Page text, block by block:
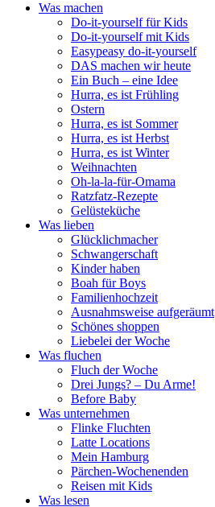
Was machen
Do-it-yourself für Kids
Do-it-yourself mit Kids
Easypeasy do-it-yourself
DAS machen wir heute
Ein Buch – eine Idee
Hurra, es ist Frühling
Ostern
Hurra, es ist Sommer
Hurra, es ist Herbst
Hurra, es ist Winter
Weihnachten
Oh-la-la-für-Omama
Ratzfatz-Rezepte
Gelüsteküche
Was lieben
Glücklichmacher
Schwangerschaft
Kinder haben
Boah für Boys
Familienhochzeit
Ausnahmsweise aufgeräumt
Schönes shoppen
Liebelei der Woche
Was fluchen
Fluch der Woche
Drei Jungs? – Du Arme!
Before Baby
Was unternehmen
Flinke Fluchten
Latte Locations
Mein Hamburg
Pärchen-Wochenenden
Reisen mit Kids
Was lesen